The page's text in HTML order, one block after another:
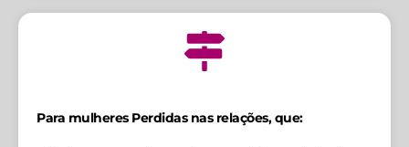
Para mulheres Perdidas nas relações, que: